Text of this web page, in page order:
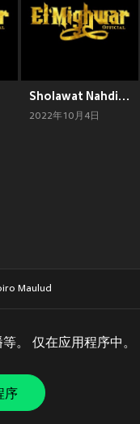
Sholawat Nahdiyah
2022年10月4日
Maulud
。 仅在应用程序中。
序